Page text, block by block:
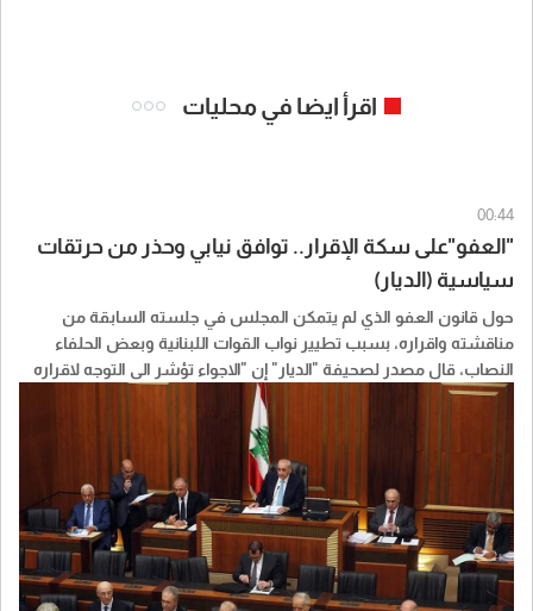
اقرأ ايضا في محليات
00:44
"العفو"على سكة الإقرار.. توافق نيابي وحذر من حرتقات
سياسية (الديار)
حول قانون العفو الذي لم يتمكن المجلس في جلسته السابقة من
مناقشته واقراره، بسبب تطيير نواب القوات اللبنانية وبعض الحلفاء
النصاب، قال مصدر لصحيفة "الديار" إن "الاجواء تؤشر الى التوجه لاقراره
باكثرية كبيرة، في ضوء ما جرى مؤخرا".